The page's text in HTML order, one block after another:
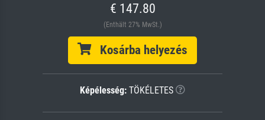
€ 147.80
(Enthält 27% MwSt.)
Kosárba helyezés
Képélesség: TÖKÉLETES